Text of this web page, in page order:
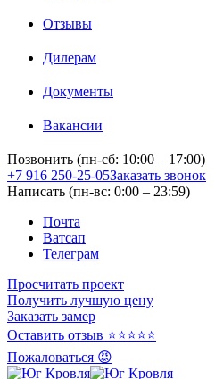
Отзывы
Дилерам
Документы
Вакансии
Позвонить (пн-сб: 10:00 – 17:00)
+7 916 250-25-05Заказать звонок
Написать (пн-вс: 0:00 – 23:59)
Почта
Ватсап
Телеграм
Просчитать проект
Получить лучшую цену
Заказать замер
Оставить отзыв ⭐⭐⭐⭐⭐
Пожаловаться 😡